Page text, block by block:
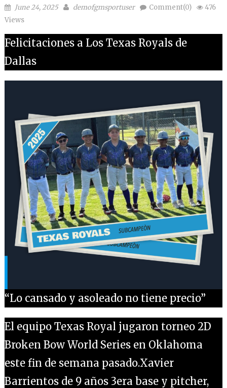
Posted on
June 24, 2025 Author
demofgmsportuser Comment(0)
476
Views
Felicitaciones a Los Texas Royals de
Dallas
“Lo cansado y asoleado no tiene precio”
El equipo Texas Royal jugaron torneo 2D
Broken Bow World Series en Oklahoma
este fin de semana pasado.Xavier
Barrientos de 9 años 3era base y pitcher,